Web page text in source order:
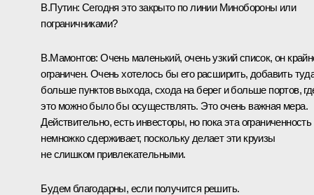
В.Путин: Сегодня это закрыто по линии Минобороны или
пограничниками?
В.Мамонтов: Очень маленький, очень узкий список, он
ограничен. Очень хотелось бы его расширить, добавить
больше пунктов выхода, схода на берег и больше портов,
это можно было бы осуществлять. Это очень важная мера.
Действительно, есть инвесторы, но пока эта ограниченность
немножко сдерживает, поскольку делает эти круизы
не слишком привлекательными.
Будем благодарны, если получится решить.